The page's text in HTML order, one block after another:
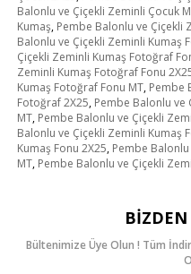
Balonlu ve Çiçekli Zeminli Çocuk
Kumaş, Pembe Balonlu ve Çiçekli
Balonlu ve Çiçekli Zeminli Kumaş
Çiçekli Zeminli Kumaş Fotoğraf
Zeminli Kumaş Fotoğraf Fonu
Kumaş Fotoğraf Fonu MT, Pembe
Fotoğraf 2X25, Pembe Balonlu ve
MT, Pembe Balonlu ve Çiçekli
Balonlu ve Çiçekli Zeminli Kumaş
Kumaş Fonu 2X25, Pembe
MT, Pembe Balonlu ve Çiçekli
BIZDEN
Bültenimize Üye Olun ! Tüm